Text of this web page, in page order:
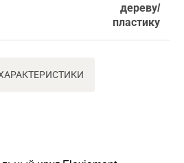
дереву/
пластику